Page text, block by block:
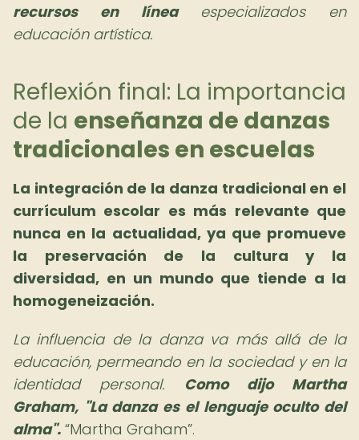
recursos en líneaespecializados en
educación artística.
Reflexión final: La importancia
de la enseñanza de danzas
tradicionales en escuelas
La integración de la danza tradicional en el
currículum escolar es más relevante que
nunca en la actualidad, ya que promueve
la preservación de la cultura y la
diversidad, en un mundo que tiende a la
homogeneización.
La influencia de la danza va más allá de la
educación, permeando en la sociedad y en la
identidad personal. Como dijo Martha
Graham, "La danza es el lenguaje oculto del
alma". Martha Graham .